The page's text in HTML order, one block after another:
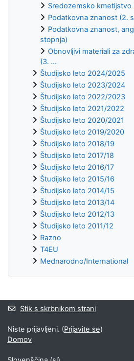
Sredozemsko kmetijstvo
Podatkovna znanost (2.
Podatkovna znanost,
stopnja)
Obnovljivi materiali za
(3. ...
Študijsko leto 2024/2025
Študijsko leto 2023/2024
Študijsko leto 2022/2023
Študijsko leto 2021/2022
Študijsko leto 2020/2021
Študijsko leto 2019/2020
Študijsko leto 2018/19
Študijsko leto 2017/18
Študijsko leto 2016/17
Študijsko leto 2015/16
Študijsko leto 2014/15
Študijsko leto 2013/14
Študijsko leto 2012/13
Študijsko leto 2011/12
Razno
T4EU
Mednarodno/International
Supplementary blocks
Stik s skrbnikom strani
Niste prijavljeni. (Prijavite se)
Domov